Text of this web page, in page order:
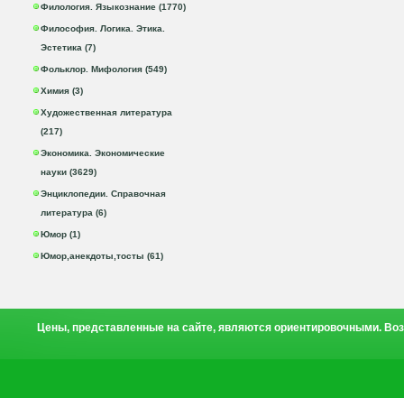
Филология. Языкознание (1770)
Философия. Логика. Этика.
Эстетика (7)
Фольклор. Мифология (549)
Химия (3)
Художественная литература
(217)
Экономика. Экономические
науки (3629)
Энциклопедии. Справочная
литература (6)
Юмор (1)
Юмор,анекдоты,тосты (61)
Цены, представленные на сайте, являются ориентировочными.